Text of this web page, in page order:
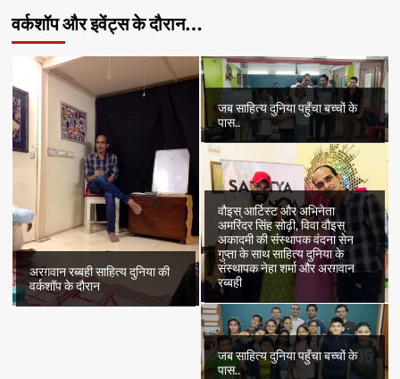
शेर
वर्कशॉप और इवेंट्स के दौरान…
अरग़वान रब्बही साहित्य दुनिया की
वर्कशॉप के दौरान
जब साहित्य दुनिया पहुँचा बच्चों के
पास..
वौइस् आर्टिस्ट और अभिनेता
अमरिंदर सिंह सोढ़ी, विवा वौइस्
अकादमी की संस्थापक वंदना सेन
गुप्ता के साथ साहित्य दुनिया के
संस्थापक नेहा शर्मा और अरग़वान
रब्बही
जब साहित्य दुनिया पहुँचा बच्चों के
पास..